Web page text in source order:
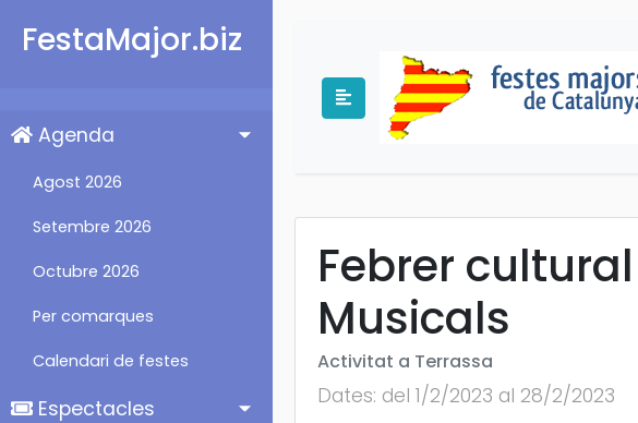
FestaMajor.biz
Agenda
Agost 2026
Setembre 2026
Octubre 2026
Per comarques
Calendari de festes
Espectacles
Febrer
Musicals
Activitat a Terrassa
Dates: del 1/2/2023 al 28/2/2023